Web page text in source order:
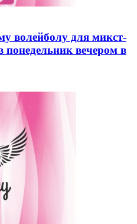
волейболу для микст-
понедельник вечером в